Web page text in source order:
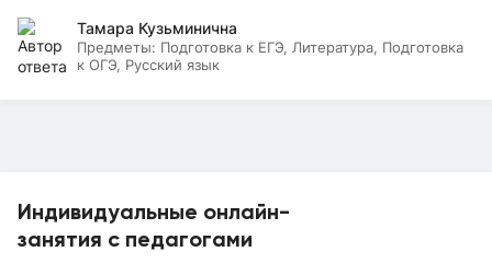
Индивидуальные онлайн-
занятия с педагогами
Тамара Кузьминична
Предметы: Подготовка к ЕГЭ, Литература, Подготовка
к ОГЭ, Русский язык